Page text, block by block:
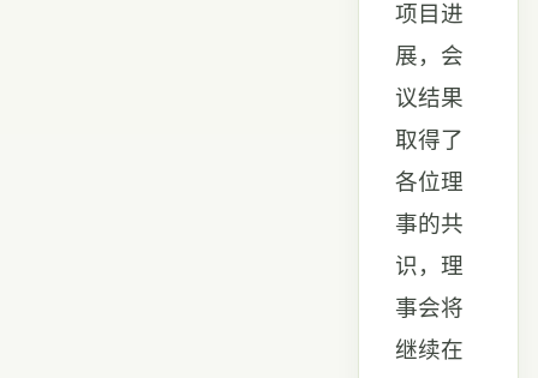
项目进
展，会
议结果
取得了
各位理
事的共
识，理
事会将
继续在